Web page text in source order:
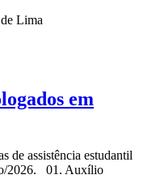
Lima
em
de assistência estudantil
2026. 01. Auxílio